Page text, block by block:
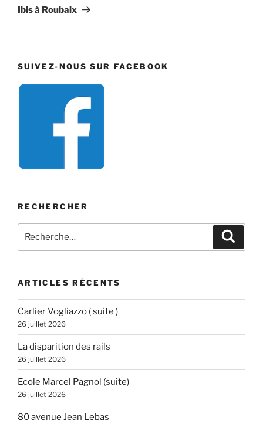
suivant
Ibis à Roubaix
SUIVEZ-NOUS SUR FACEBOOK
RECHERCHER
pour
ARTICLES RÉCENTS
Carlier Vogliazzo ( suite )
26 juillet 2026
La disparition des rails
26 juillet 2026
Ecole Marcel Pagnol (suite)
26 juillet 2026
80 avenue Jean Lebas